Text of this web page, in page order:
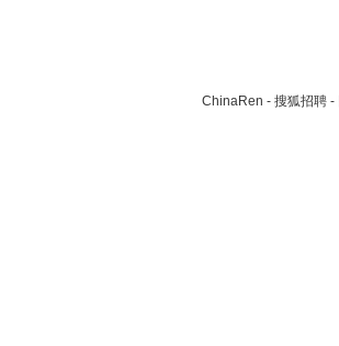
ChinaRen - 搜狐招聘 -